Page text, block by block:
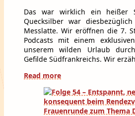
Das war wirklich ein heißer
Quecksilber war
Messlatte. Wir eröffnen die 7.
Podcasts mit einem
unserem wilden Urlaub
Gefilde Südfrankreichs. Wir
Read more